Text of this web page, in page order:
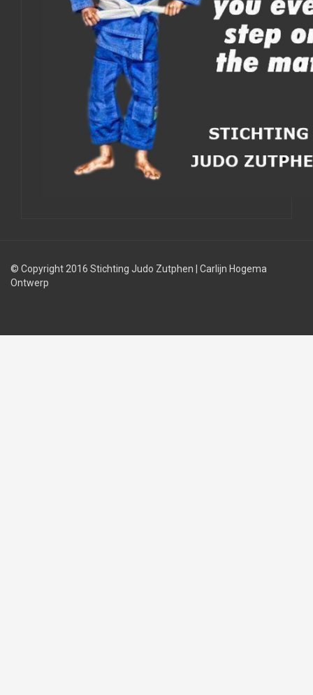
© Copyright 2016 Stichting Judo Zutphen
Carlijn Hogema
Ontwerp